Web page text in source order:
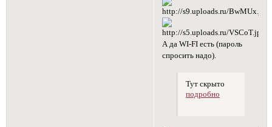
А да WI-FI есть (пароль
спросить надо).
Тут скрыто
подробно